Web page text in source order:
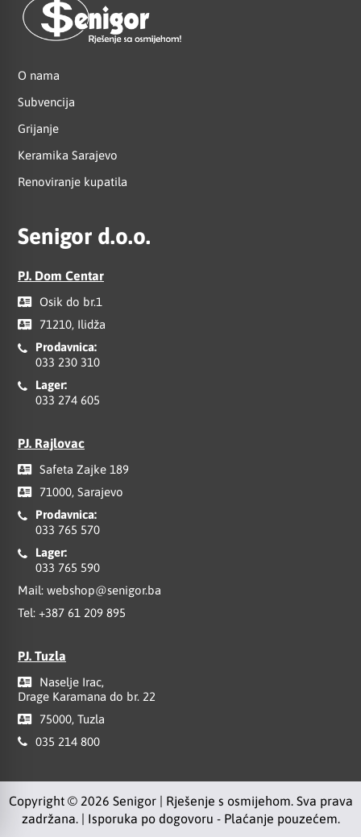
O nama
Subvencija
Grijanje
Keramika Sarajevo
Renoviranje kupatila
Senigor d.o.o.
PJ. Dom Centar
Osik do br.1
71210, Ilidža
Prodavnica:
033 230 310
Lager:
033 274 605
PJ. Rajlovac
Safeta Zajke 189
71000, Sarajevo
Prodavnica:
033 765 570
Lager:
033 765 590
Mail: webshop@senigor.ba
Tel: +387 61 209 895
PJ. Tuzla
Naselje Irac,
Drage Karamana do br. 22
75000, Tuzla
035 214 800
Copyright © 2026 Senigor | Rješenje s osmijehom. Sva prava
zadržana. | Isporuka po dogovoru - Plaćanje pouzećem.